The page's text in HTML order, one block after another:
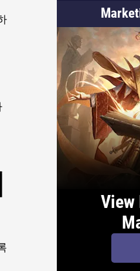
View